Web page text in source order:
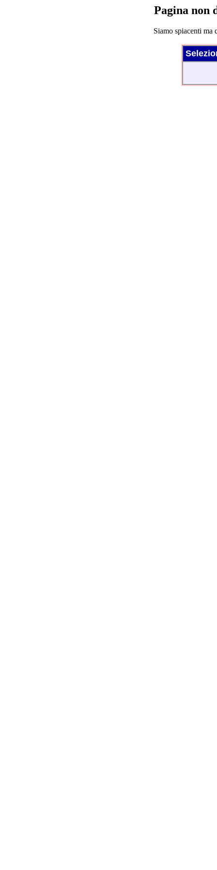
Pagina non
Siamo spiacenti ma